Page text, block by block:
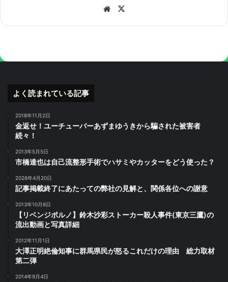
Website
よく読まれている記事
2018年11月2日
金返せ！ユーチューバーあずまゆうきから騙された被害者
続々！
2013年5月5日
市橋達也は自己流整形手術でハサミやカッターをどう使った？
2026年4月20日
記事掲載終了にあたっての弊社の見解と、関係各位への謝意
2013年10月8日
【リベンジポルノ】鈴木沙彩ストーカー殺人事件(東京三鷹)の
流出動画と写真詳細
2012年11月1日
大澤正明絶倫知事に群馬県民が怒るこれだけの理由 総力取材
第二弾
2014年9月4日